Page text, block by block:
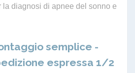
la diagnosi di apnee del sonno e
semplice -
espressa 1/2